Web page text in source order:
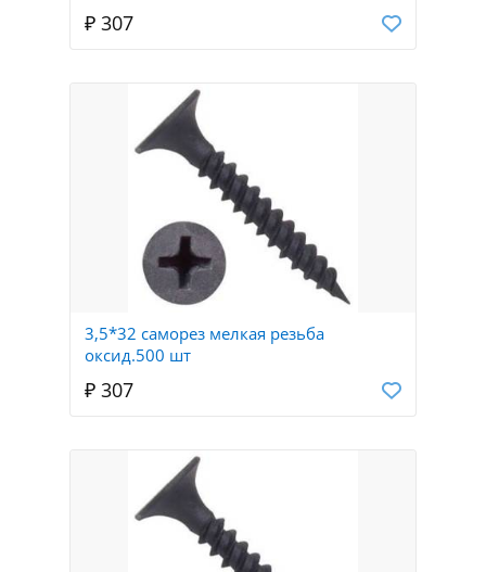
₽ 307
3,5*32 саморез мелкая резьба
оксид.500 шт
₽ 307